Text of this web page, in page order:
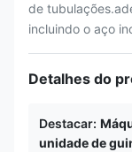
de
incluindo o aço
Detalhes do
Destacar:
unidade de